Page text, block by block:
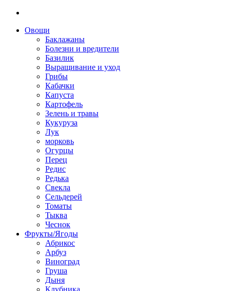
Овощи
Баклажаны
Болезни и вредители
Базилик
Выращивание и уход
Грибы
Кабачки
Капуста
Картофель
Зелень и травы
Кукуруза
Лук
морковь
Огурцы
Перец
Редис
Редька
Свекла
Сельдерей
Томаты
Тыква
Чеснок
Фрукты/Ягоды
Абрикос
Арбуз
Виноград
Груша
Дыня
Клубника